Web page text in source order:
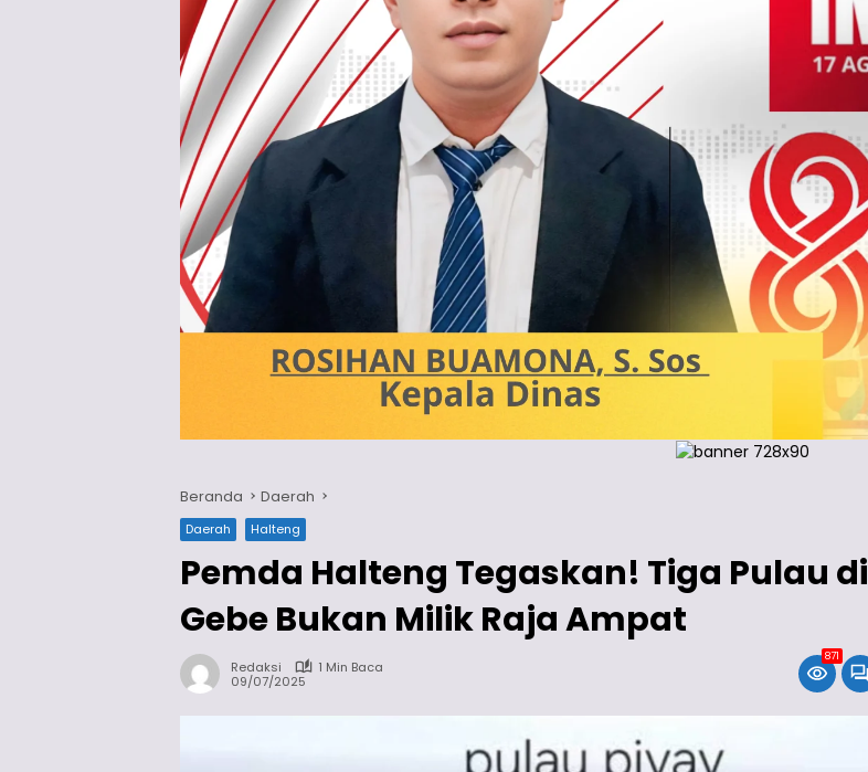
Beranda Daerah
Daerah Halteng
Pemda Halteng Tegaskan! Tiga Pulau di
Gebe Bukan Milik Raja Ampat
Redaksi
1 Min Baca
09/07/2025
871